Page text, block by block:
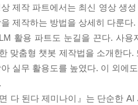
제작 파트에서는 최신 영상 생
제작하는 방법을 상세히 다룬
활용 파트도 눈길을 끈다. 사
맞춤형 챗봇 제작법을 소개한다
실무 활용도를 높였다. 이 외에
면 다 된다 제미나이』는 단순한